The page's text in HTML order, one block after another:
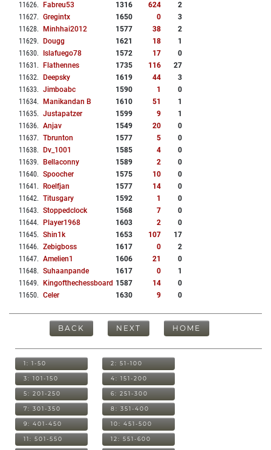
11626. Fabreu53 1316 624
2
11627. Gregintx 1650 0
3
11628. Minhhai2012 1577 38
2
11629. Dougg 1621 18
1
11630. Islafuego78 1572 17
0
11631 . Flathennes 1735 116
27
11632. Deepsky 1619 44
3
11633. Jimboabc 1590 1
0
11634. Manikandan B 1610 51
1
11635. Justapatzer 1599 9
1
11636. Anjav 1549 20
0
11637. Tbrunton 1577 5
0
11638. Dv_1001 1585 4
0
11639. Bellaconny 1589 2
0
11640. Spoocher 1575 10
0
11641 . Roelfjan 1577 14
0
11642. Titusgary 1592 1
0
11643. Stoppedclock 1568 7
0
11644. Player1968 1603 2
0
11645. Shin1k 1653 107
17
11646. Zebigboss 1617 0
2
11647. Amelien1 1606 21
0
11648. Suhaanpande 1617 0
1
11649. Kingofthechessboard 1587 14
0
11650. Celer 1630 9 0
BACK NEXT HOME
1: 1-50 2: 51-100
3: 101-150 4: 151-200
5: 201-250 6: 251-300
7: 301-350 8: 351-400
9: 401-450 10: 451-500
11: 501-550 12: 551-600